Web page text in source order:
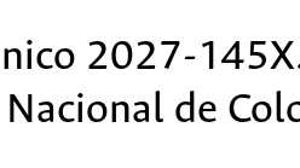
2027-
de